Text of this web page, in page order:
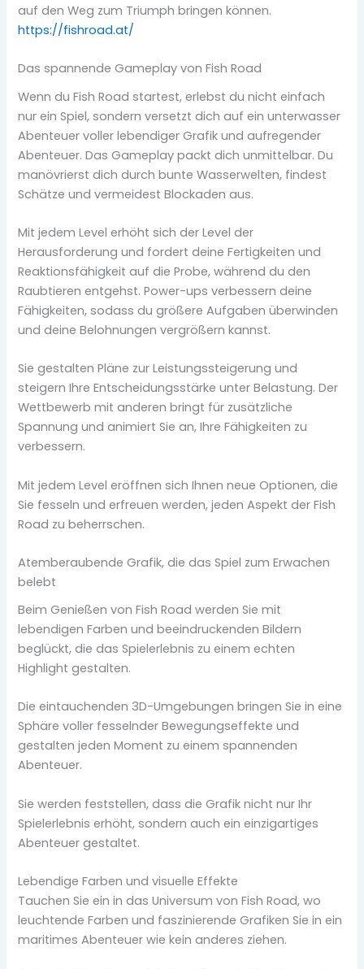
auf den Weg zum Triumph bringen können.
https://fishroad.at/
Das spannende Gameplay von Fish Road
Wenn du Fish Road startest, erlebst du nicht einfach
nur ein Spiel, sondern versetzt dich auf ein unterwasser
Abenteuer voller lebendiger Grafik und aufregender
Abenteuer. Das Gameplay packt dich unmittelbar. Du
manövrierst dich durch bunte Wasserwelten, findest
Schätze und vermeidest Blockaden aus.
Mit jedem Level erhöht sich der Level der
Herausforderung und fordert deine Fertigkeiten und
Reaktionsfähigkeit auf die Probe, während du den
Raubtieren entgehst. Power-ups verbessern deine
Fähigkeiten, sodass du größere Aufgaben überwinden
und deine Belohnungen vergrößern kannst.
Sie gestalten Pläne zur Leistungssteigerung und
steigern Ihre Entscheidungsstärke unter Belastung. Der
Wettbewerb mit anderen bringt für zusätzliche
Spannung und animiert Sie an, Ihre Fähigkeiten zu
verbessern.
Mit jedem Level eröffnen sich Ihnen neue Optionen, die
Sie fesseln und erfreuen werden, jeden Aspekt der Fish
Road zu beherrschen.
Atemberaubende Grafik, die das Spiel zum Erwachen
belebt
Beim Genießen von Fish Road werden Sie mit
lebendigen Farben und beeindruckenden Bildern
beglückt, die das Spielerlebnis zu einem echten
Highlight gestalten.
Die eintauchenden 3D-Umgebungen bringen Sie in eine
Sphäre voller fesselnder Bewegungseffekte und
gestalten jeden Moment zu einem spannenden
Abenteuer.
Sie werden feststellen, dass die Grafik nicht nur Ihr
Spielerlebnis erhöht, sondern auch ein einzigartiges
Abenteuer gestaltet.
Lebendige Farben und visuelle Effekte
Tauchen Sie ein in das Universum von Fish Road, wo
leuchtende Farben und faszinierende Grafiken Sie in ein
maritimes Abenteuer wie kein anderes ziehen.